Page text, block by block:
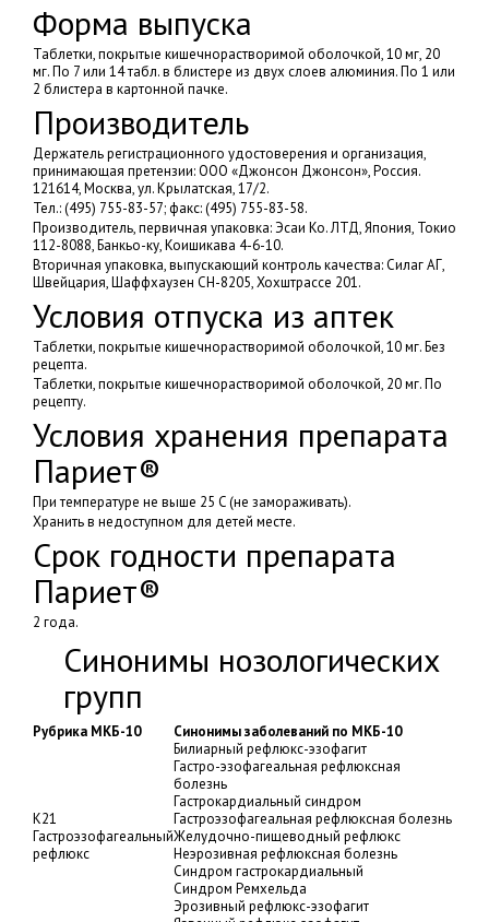
Форма выпуска
Таблетки, покрытые кишечнорастворимой оболочкой, 10 мг, 20
мг. По 7 или 14 табл. в блистере из двух слоев алюминия. По 1 или
2 блистера в картонной пачке.
Производитель
Держатель регистрационного удостоверения и организация,
принимающая претензии: ООО «Джонсон Джонсон», Россия.
121614, Москва, ул. Крылатская, 17/2.
Тел.: (495) 755-83-57; факс: (495) 755-83-58.
Производитель, первичная упаковка: Эсаи Ко. ЛТД, Япония, Токио
112-8088, Банкьо-ку, Коишикава 4-6-10.
Вторичная упаковка, выпускающий контроль качества: Силаг АГ,
Швейцария, Шаффхаузен СН-8205, Хохштрассе 201.
Условия отпуска из аптек
Таблетки, покрытые кишечнорастворимой оболочкой, 10 мг. Без
рецепта.
Таблетки, покрытые кишечнорастворимой оболочкой, 20 мг. По
рецепту.
Условия хранения препарата
Париет®
При температуре не выше 25 C (не замораживать).
Хранить в недоступном для детей месте.
Срок годности препарата
Париет®
2 года.
Синонимы нозологических
групп
Рубрика МКБ-10 Синонимы заболеваний по МКБ-10
K21
Гастроэзофагеальный
рефлюкс
Билиарный рефлюкс-эзофагит
Гастро-эзофагеальная рефлюксная
болезнь
Гастрокардиальный синдром
Гастроэзофагеальная рефлюксная болезнь
Желудочно-пищеводный рефлюкс
Неэрозивная рефлюксная болезнь
Синдром гастрокардиальный
Синдром Ремхельда
Эрозивный рефлюкс-эзофагит